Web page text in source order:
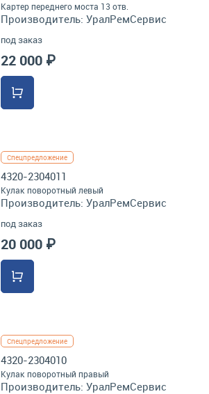
Картер переднего моста 13 отв.
Производитель: УралРемСервис
под заказ
22 000 ₽
Спецпредложение
4320-2304011
Кулак поворотный левый
Производитель: УралРемСервис
под заказ
20 000 ₽
Спецпредложение
4320-2304010
Кулак поворотный правый
Производитель: УралРемСервис